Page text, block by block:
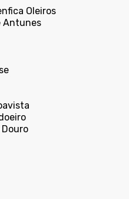
Oleiros
Antunes